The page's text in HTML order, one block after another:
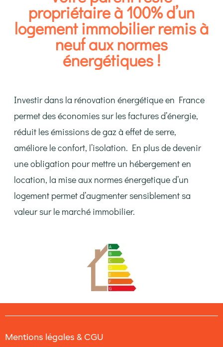
propriétaire à 100% d’un
logement immobilier remis à
neuf aux normes
énergétiques !
Investir dans la rénovation énergétique en France
permet des économies sur les factures d’énergie,
réduit les émissions de gaz à effet de serre,
améliore le confort, l’isolation. En plus de devenir
une obligation pour mettre un hébergement en
location, la mise aux normes énergetique d’un
logement permet d’augmenter sensiblement sa
valeur sur le marché immobilier.
Mentions légales & CGU